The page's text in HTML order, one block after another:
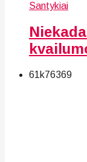
Santykiai
61k76369